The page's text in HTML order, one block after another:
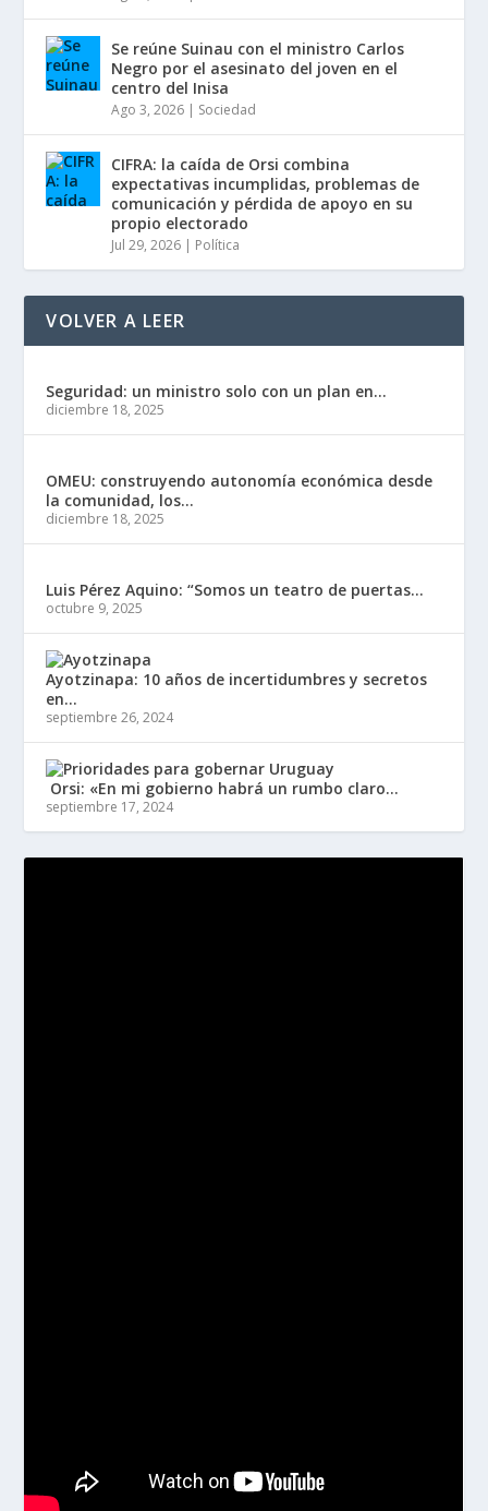
Se reúne Suinau con el ministro Carlos
Negro por el asesinato del joven en el
centro del Inisa
Ago 3, 2026 | Sociedad
CIFRA: la caída de Orsi combina
expectativas incumplidas, problemas de
comunicación y pérdida de apoyo en su
propio electorado
Jul 29, 2026 | Política
VOLVER A LEER
Seguridad: un ministro solo con un plan en...
diciembre 18, 2025
OMEU: construyendo autonomía económica desde
la comunidad, los...
diciembre 18, 2025
Luis Pérez Aquino: “Somos un teatro de puertas...
octubre 9, 2025
Ayotzinapa: 10 años de incertidumbres y secretos
en...
septiembre 26, 2024
Orsi: «En mi gobierno habrá un rumbo claro...
septiembre 17, 2024